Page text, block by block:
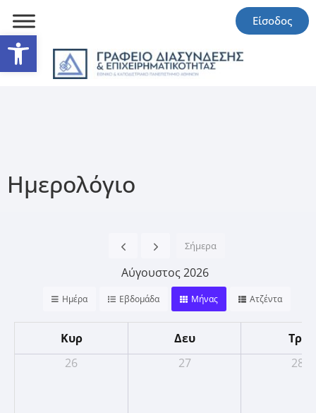
Ανοίξτε τη γραμμή
Είσοδος
Ημερολόγιο
Σήμερα
Αύγουστος 2026
Ημέρα Εβδομάδα Μήνας Ατζέντα
Κυρ Δευ
Τρί
26
27 28